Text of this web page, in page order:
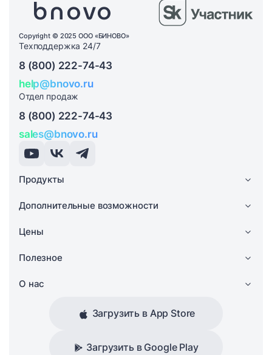
Copyright © 2025 ООО «БИНОВО»
Техподдержка 24/7
8 (800) 222-74-43
help@bnovo.ru
Отдел продаж
8 (800) 222-74-43
sales@bnovo.ru
Продукты
Дополнительные возможности
Цены
Полезное
О нас
Загрузить в App Store
Загрузить в Google Play